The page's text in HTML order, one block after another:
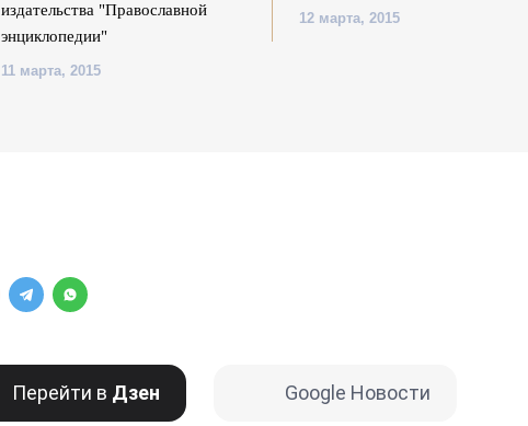
издательства "Православной
энциклопедии"
11 марта, 2015
12 марта, 2015
Перейти в Дзен Google Новости